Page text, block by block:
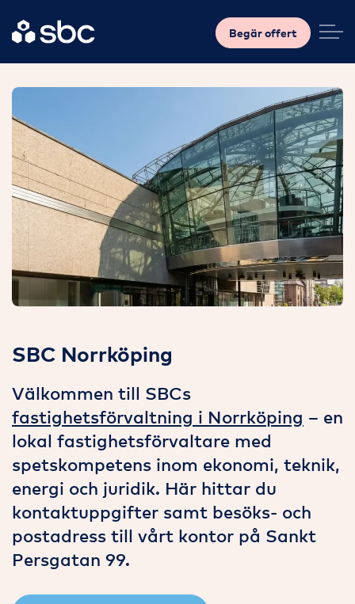
Begär offert
SBC Norrköping
Välkommen till SBCs
fastighetsförvaltning i Norrköping – en
lokal fastighetsförvaltare med
spetskompetens inom ekonomi, teknik,
energi och juridik. Här hittar du
kontaktuppgifter samt besöks- och
postadress till vårt kontor på Sankt
Persgatan 99.